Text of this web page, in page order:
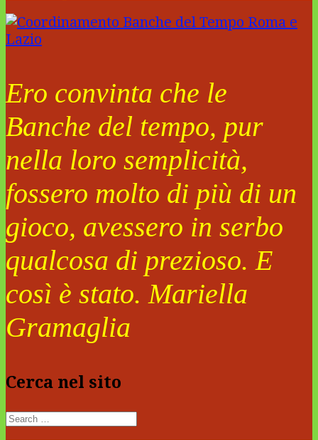
Ero convinta che le
Banche del tempo, pur
nella loro semplicità,
fossero molto di più di un
gioco, avessero in serbo
qualcosa di prezioso. E
così è stato. Mariella
Gramaglia
Cerca nel sito